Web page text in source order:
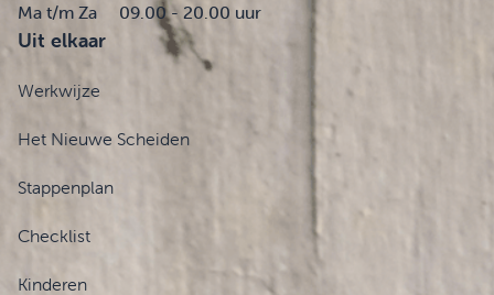
Ma t/m Za 09.00 - 20.00 uur
Uit elkaar
Werkwijze
Het Nieuwe Scheiden
Stappenplan
Checklist
Kinderen